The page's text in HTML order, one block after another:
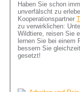
Haben Sie schon
unverfälscht zu
Kooperationspartner
zu verwirklichen:
Wildtiere, reisen Sie
lernen Sie bei einem
bessern Sie
gesetzt!